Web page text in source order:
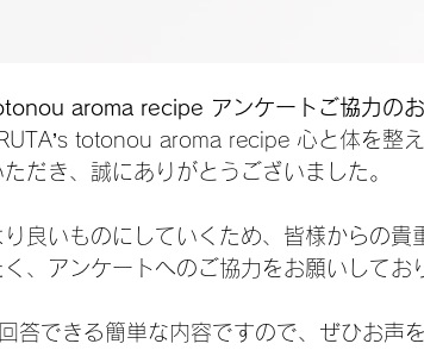
aroma recipe アンケートご協力の
totonou aroma recipe 心と体を整
だき、誠にありがとうございました。
良いものにしていくため、皆様からの貴
、アンケートへのご協力をお願いしてお
答できる簡単な内容ですので、ぜひお声